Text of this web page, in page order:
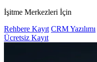
İşitme Merkezleri İçin
Rehbere Kayıt CRM Yazılımı
Ücretsiz Kayıt